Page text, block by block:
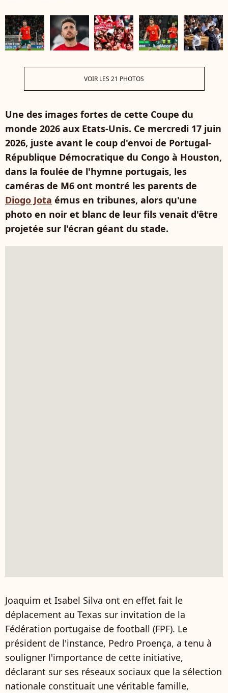
VOIR LES 21 PHOTOS
Une des images fortes de cette Coupe du
monde 2026 aux Etats-Unis. Ce mercredi 17 juin
2026, juste avant le coup d'envoi de Portugal-
République Démocratique du Congo à Houston,
dans la foulée de l'hymne portugais, les
caméras de M6 ont montré les parents de
Diogo Jota émus en tribunes, alors qu'une
photo en noir et blanc de leur fils venait d'être
projetée sur l'écran géant du stade.
Joaquim et Isabel Silva ont en effet fait le
déplacement au Texas sur invitation de la
Fédération portugaise de football (FPF). Le
président de l'instance, Pedro Proença, a tenu à
souligner l'importance de cette initiative,
déclarant sur ses réseaux sociaux que la sélection
nationale constituait une véritable famille,